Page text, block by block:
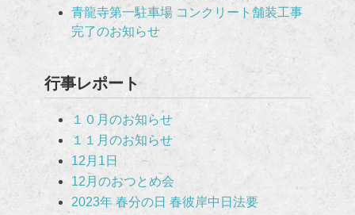
青龍寺第一駐車場 コンクリート舗装工事
完了のお知らせ
行事レポート
１０月のお知らせ
１１月のお知らせ
12月1日
12月のおつとめ会
2023年 春分の日 春彼岸中日法要